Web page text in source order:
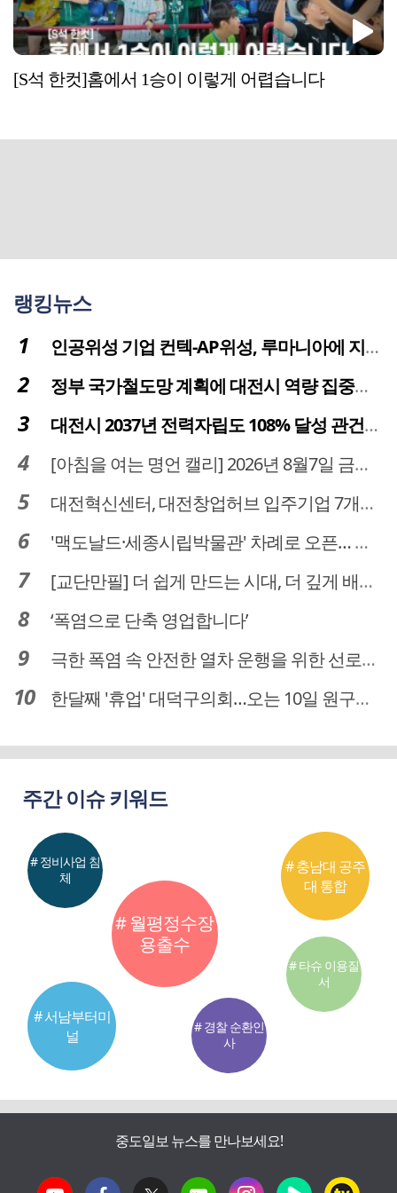
[S석 한컷]홈에서 1승이 이렇게 어렵습니다
랭킹뉴스
인공위성 기업 컨텍-AP위성, 루마니아에 지상국 시스템 전수
정부 국가철도망 계획에 대전시 역량 집중해야
대전시 2037년 전력자립도 108% 달성 관건은 '주민 수용성'
[아침을 여는 명언 캘리] 2026년 8월7일 금요일
대전혁신센터, 대전창업허브 입주기업 7개사 모집
'맥도날드·세종시립박물관' 차례로 오픈… 고운동 정주여건 좋아진다
[교단만필] 더 쉽게 만드는 시대, 더 깊게 배우는 교육
‘폭염으로 단축 영업합니다’
극한 폭염 속 안전한 열차 운행을 위한 선로관리
한달째 '휴업' 대덕구의회…오는 10일 원구성 다시 돌입
주간 이슈 키워드
# 월평정수장
용출수
# 서남부터미
널
# 충남대 공주
대 통합
# 정비사업 침
체
# 경찰 순환인
사
# 타슈 이용질
서
중도일보 뉴스를 만나보세요!